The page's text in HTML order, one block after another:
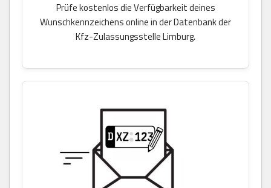
Prüfe kostenlos die Verfügbarkeit deines
Wunschkennzeichens online in der Datenbank der
Kfz-Zulassungsstelle Limburg.